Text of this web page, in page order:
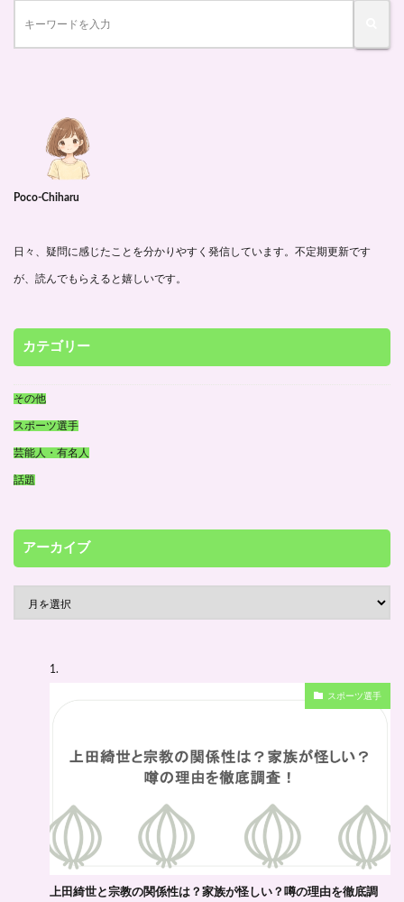
Poco-Chiharu
日々、疑問に感じたことを分かりやすく発信しています。不定期更新です
が、読んでもらえると嬉しいです。
カテゴリー
その他
スポーツ選手
芸能人・有名人
話題
アーカイブ
スポーツ選手
上田綺世と宗教の関係性は？家族が怪しい？噂の理由を徹底調